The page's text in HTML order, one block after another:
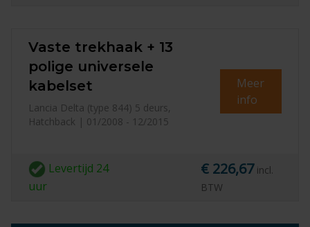
Vaste trekhaak + 13
polige universele
kabelset
Lancia Delta (type 844) 5 deurs,
Hatchback | 01/2008 - 12/2015
Meer
info
Levertijd 24
uur
€ 226,67 incl.
BTW